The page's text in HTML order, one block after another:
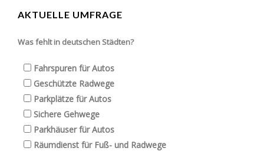
AKTUELLE UMFRAGE
Was fehlt in deutschen Städten?
Fahrspuren für Autos
Geschützte Radwege
Parkplätze für Autos
Sichere Gehwege
Parkhäuser für Autos
Räumdienst für Fuß- und Radwege